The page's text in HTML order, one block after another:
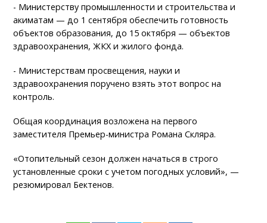
- Министерству промышленности и строительства и
акиматам — до 1 сентября обеспечить готовность
объектов образования, до 15 октября — объектов
здравоохранения, ЖКХ и жилого фонда.
- Министерствам просвещения, науки и
здравоохранения поручено взять этот вопрос на
контроль.
Общая координация возложена на первого
заместителя Премьер-министра Романа Скляра.
«Отопительный сезон должен начаться в строго
установленные сроки с учетом погодных условий», —
резюмировал Бектенов.